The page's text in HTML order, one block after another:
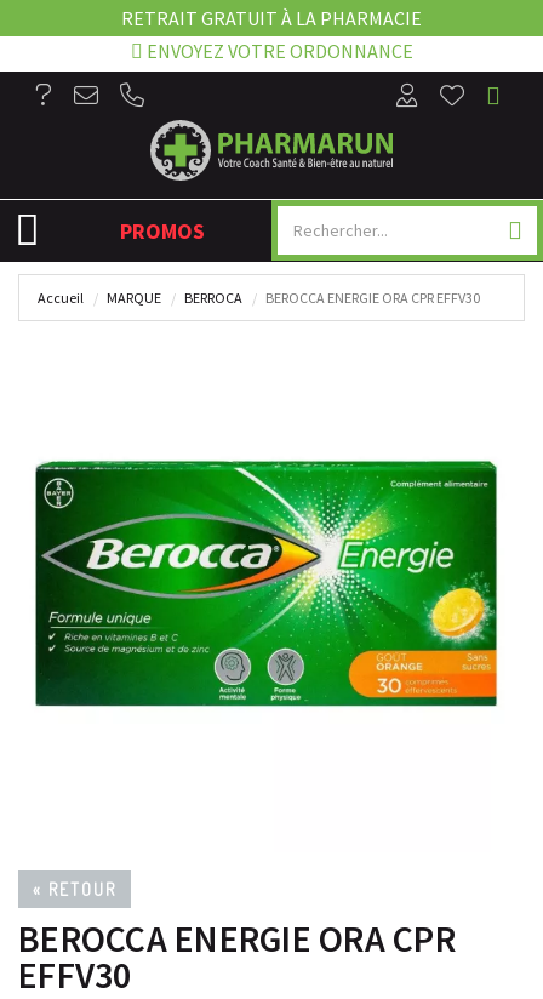
RETRAIT GRATUIT À LA PHARMACIE
ENVOYEZ VOTRE ORDONNANCE
NAVIGATION
PROMOS
Accueil MARQUE BERROCA BEROCCA ENERGIE ORA CPR EFFV30
« RETOUR
BEROCCA ENERGIE ORA CPR
EFFV30